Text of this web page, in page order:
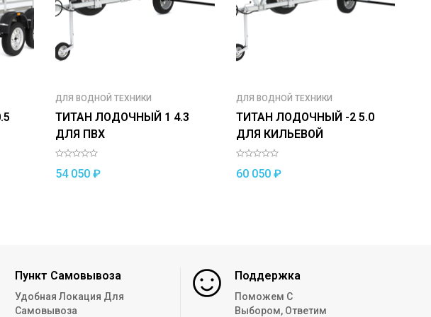
ДЛЯ ВОДНОЙ ТЕХНИКИ
ТИТАН ЛОДОЧНЫЙ 1 4.3
ДЛЯ ПВХ
54 050₽
ДЛЯ ВОДНОЙ ТЕХНИКИ
ТИТАН ЛОДОЧНЫЙ -2 5.0
ДЛЯ КИЛЬЕВОЙ
60 050 ₽
Пункт Самовывоза
Удобная Локация Для
Самовывоза
Поддержка
Поможем С
Выбором, Ответим